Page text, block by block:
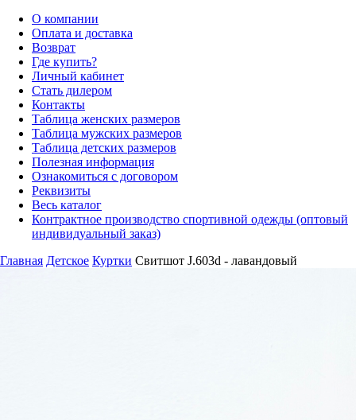
О компании
Оплата и доставка
Возврат
Где купить?
Личный кабинет
Стать дилером
Контакты
Таблица женских размеров
Таблица мужских размеров
Таблица детских размеров
Полезная информация
Ознакомиться с договором
Реквизиты
Весь каталог
Контрактное производство спортивной одежды (оптовый
индивидуальный заказ)
Главная Детское Куртки Свитшот J.603d - лавандовый